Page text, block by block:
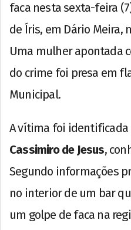
faca nesta sexta-feira
de Íris, em Dário Meira,
Uma mulher apontada
do crime foi presa em
Municipal.
A vítima foi
Cassimiro de Jesus,
Segundo informações
no interior de um bar
um golpe de faca na